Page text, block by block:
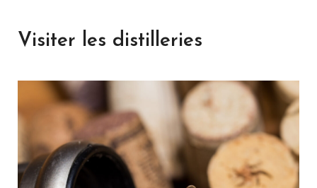
Visiter les distilleries